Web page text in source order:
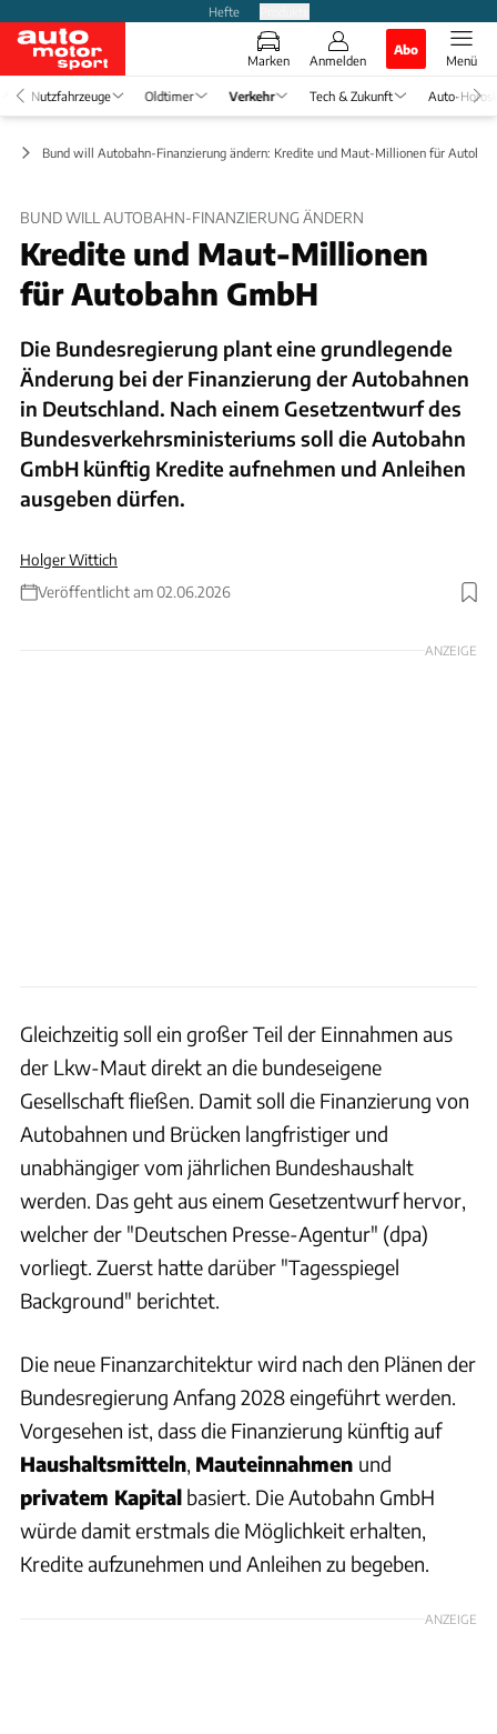
Hefte
Marken Anmelden
Abo
Menü
Nutzfahrzeuge Oldtimer Verkehr Tech & Zukunft Auto-
Bund will Autobahn-Finanzierung ändern: Kredite und Maut-Millionen für
BUND WILL AUTOBAHN-FINANZIERUNG ÄNDERN
Kredite und Maut-Millionen
für Autobahn GmbH
Die Bundesregierung plant eine grundlegende
Änderung bei der Finanzierung der Autobahnen
in Deutschland. Nach einem Gesetzentwurf des
Bundesverkehrsministeriums soll die Autobahn
GmbH künftig Kredite aufnehmen und Anleihen
ausgeben dürfen.
Holger Wittich
Veröffentlicht am 02.06.2026
Foto: Autobahn GmbH
ANZEIGE
Gleichzeitig soll ein großer Teil der Einnahmen aus
der Lkw-Maut direkt an die bundeseigene
Gesellschaft fließen. Damit soll die Finanzierung von
Autobahnen und Brücken langfristiger und
unabhängiger vom jährlichen Bundeshaushalt
werden. Das geht aus einem Gesetzentwurf hervor,
welcher der "Deutschen Presse-Agentur" (dpa)
vorliegt. Zuerst hatte darüber "Tagesspiegel
Background" berichtet.
Die neue Finanzarchitektur wird nach den Plänen der
Bundesregierung Anfang 2028 eingeführt werden.
Vorgesehen ist, dass die Finanzierung künftig auf
Haushaltsmitteln, Mauteinnahmen und
privatem Kapital basiert. Die Autobahn GmbH
würde damit erstmals die Möglichkeit erhalten,
Kredite aufzunehmen und Anleihen zu begeben.
ANZEIGE